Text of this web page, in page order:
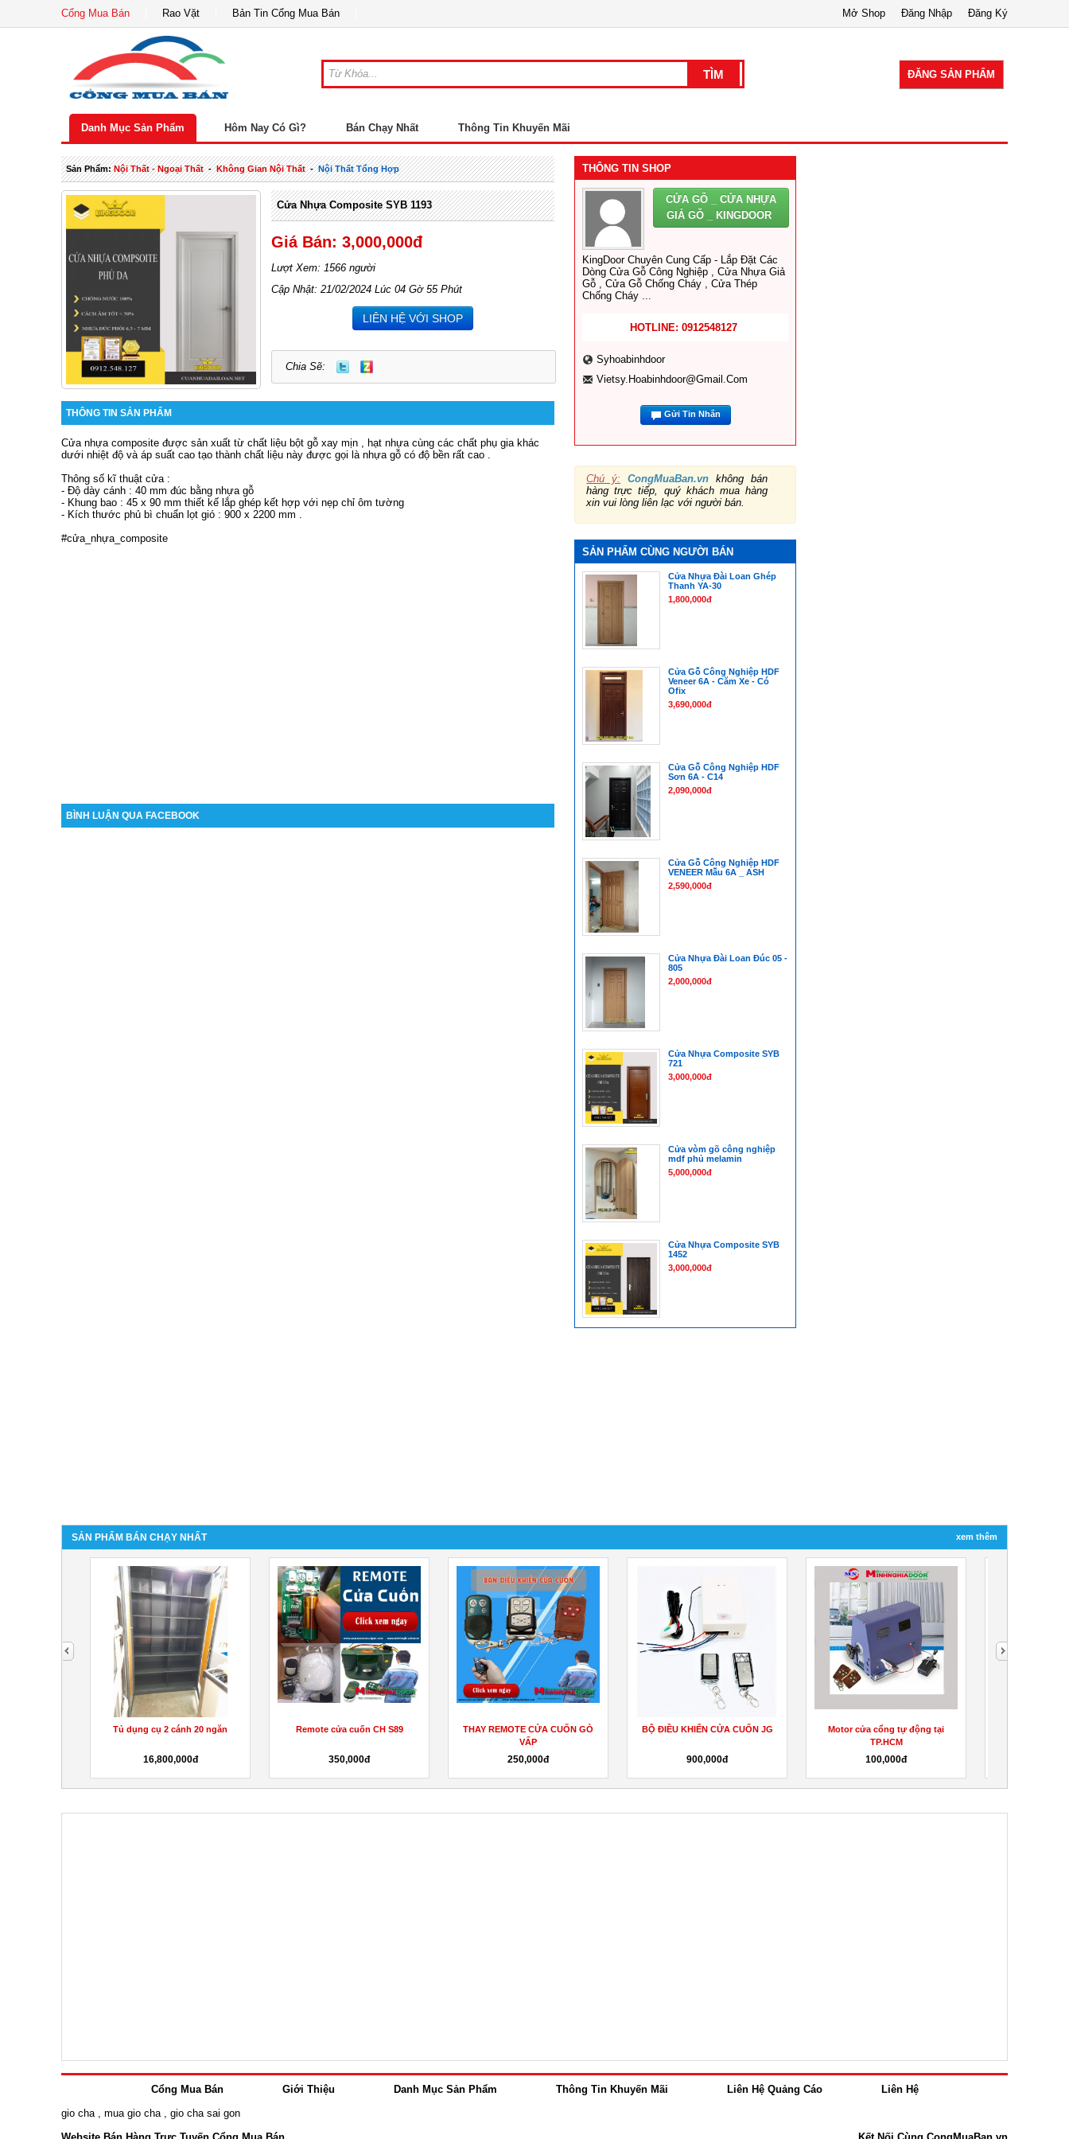
Cổng Mua Bán Rao Vặt Bản Tin Cổng Mua Bán Đăng Ký
Đăng Nhập
Mở Shop
ĐĂNG SẢN PHẨM
Danh Mục Sản Phẩm Hôm Nay Có Gì? Bán Chạy Nhất Thông Tin Khuyến Mãi
Sản Phẩm:Nội Thất - Ngoại Thất-Không Gian Nội Thất-Nội Thất Tổng Hợp
Cửa Nhựa Composite SYB 1193
Giá Bán: 3,000,000đ
Lượt Xem: 1566 người
Cập Nhật: 21/02/2024 Lúc 04 Gờ 55 Phút
LIÊN HỆ VỚI SHOP
Chia Sẽ:
THÔNG TIN SẢN PHẨM
Cửa nhựa composite được sản xuất từ chất liệu bột gỗ xay mịn , hạt nhựa cùng các chất phụ gia khác
dưới nhiệt độ và áp suất cao tạo thành chất liệu này được gọi là nhựa gỗ có độ bền rất cao .
Thông số kĩ thuật cửa :
- Độ dày cánh : 40 mm đúc bằng nhựa gỗ
- Khung bao : 45 x 90 mm thiết kế lắp ghép kết hợp với nẹp chỉ ôm tường
- Kích thước phủ bì chuẩn lọt gió : 900 x 2200 mm .
#cửa_nhựa_composite
BÌNH LUẬN QUA FACEBOOK
THÔNG TIN SHOP
CỬA GỖ _ CỬA NHỰA
GIẢ GỖ _ KINGDOOR
KingDoor Chuyên Cung Cấp - Lắp Đặt Các
Dòng Cửa Gỗ Công Nghiệp , Cửa Nhựa Giả
Gỗ , Cửa Gỗ Chống Cháy , Cửa Thép
Chống Cháy ...
HOTLINE: 0912548127
Syhoabinhdoor
Vietsy.hoabinhdoor@gmail.com
Gửi Tin Nhắn
Chú ý: CongMuaBan.vn không bán
hàng trực tiếp, quý khách mua hàng
xin vui lòng liên lạc với người bán.
SẢN PHẨM CÙNG NGƯỜI BÁN
Cửa Nhựa Đài Loan Ghép
Thanh YA-30
1,800,000đ
Cửa Gỗ Công Nghiệp HDF
Veneer 6A - Căm Xe - Có
Ofix
3,690,000đ
Cửa Gỗ Công Nghiệp HDF
Sơn 6A - C14
2,090,000đ
Cửa Gỗ Công Nghiệp HDF
VENEER Mẫu 6A _ ASH
2,590,000đ
Cửa Nhựa Đài Loan Đúc 05 -
805
2,000,000đ
Cửa Nhựa Composite SYB
721
3,000,000đ
Cửa vòm gõ công nghiệp
mdf phủ melamin
5,000,000đ
Cửa Nhựa Composite SYB
1452
3,000,000đ
SẢN PHẨM BÁN CHẠY NHẤT xem thêm
Tủ dụng cụ 2 cánh 20 ngăn
16,800,000đ
Remote cửa cuốn CH S89
350,000đ
THAY REMOTE CỬA CUỐN GÒ
VẤP
250,000đ
BỘ ĐIỀU KHIỂN CỬA CUỐN JG
900,000đ
Motor cửa cổng tự động tại
TP.HCM
100,000đ
next
Cổng Mua Bán Giới Thiệu Danh Mục Sản Phẩm Thông Tin Khuyến Mãi Liên Hệ Quảng Cáo
Liên Hệ
gio cha
mua gio cha
gio cha sai gon